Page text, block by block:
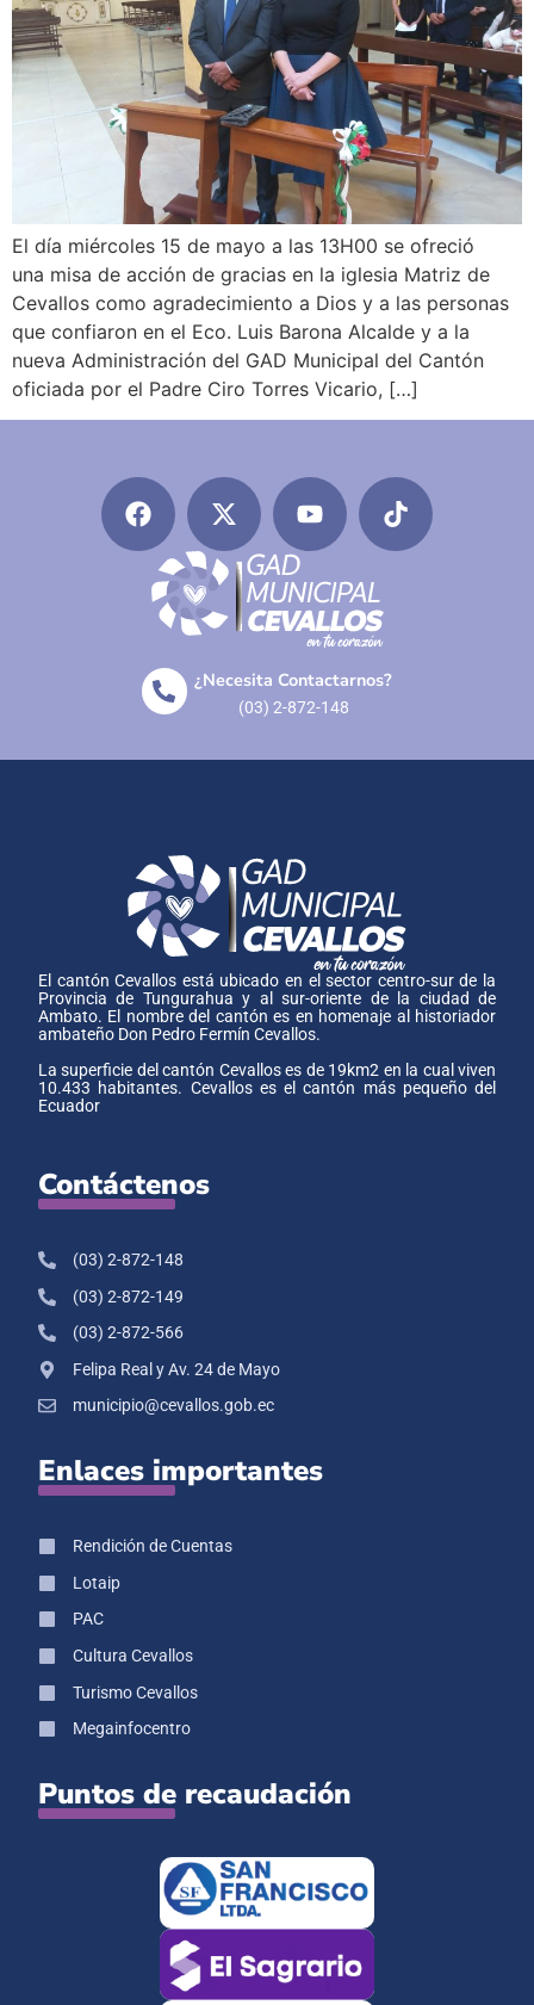
El día miércoles 15 de mayo a las 13H00 se ofreció
una misa de acción de gracias en la iglesia Matriz de
Cevallos como agradecimiento a Dios y a las personas
que confiaron en el Eco. Luis Barona Alcalde y a la
nueva Administración del GAD Municipal del Cantón
oficiada por el Padre Ciro Torres Vicario, […]
¿Necesita Contactarnos?
(03) 2-872-148
El cantón Cevallos está ubicado en el sector centro-sur de la
Provincia de Tungurahua y al sur-oriente de la ciudad de
Ambato. El nombre del cantón es en homenaje al historiador
ambateño Don Pedro Fermín Cevallos.
La superficie del cantón Cevallos es de 19km2 en la cual viven
10.433 habitantes. Cevallos es el cantón más pequeño del
Ecuador
Contáctenos
(03) 2-872-148
(03) 2-872-149
(03) 2-872-566
Felipa Real y Av. 24 de Mayo
municipio@cevallos.gob.ec
Enlaces importantes
Rendición de Cuentas
Lotaip
PAC
Cultura Cevallos
Turismo Cevallos
Megainfocentro
Puntos de recaudación